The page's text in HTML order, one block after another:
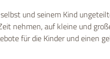
und seinem Kind
nehmen, auf kleine und
für die Kinder und einen